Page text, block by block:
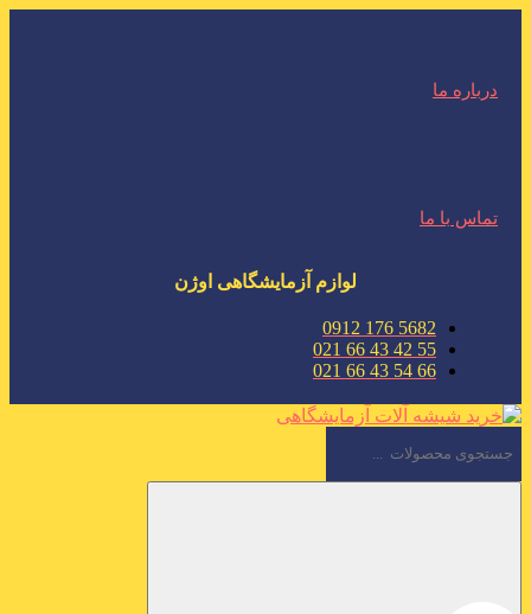
درباره ما
تماس با ما
لوازم آزمایشگاهی اوژن
5682 176 0912
55 42 43 66 021
66 54 43 66 021